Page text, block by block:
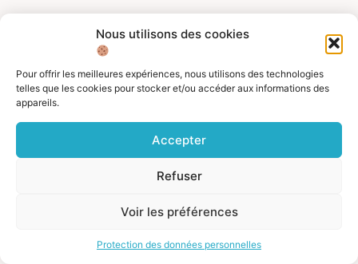
Nous utilisons des cookies
Pour offrir les meilleures expériences, nous utilisons des technologies
telles que les cookies pour stocker et/ou accéder aux informations des
appareils.
Accepter
Refuser
Voir les préférences
Protection des données personnelles
dit :
Dans le mille! Rien à ajouter
Répondre
PHIL2 dit : novembre 3, 2022 à 9:47 am
développement. En effet, c’est la conclusion à laquelle on
fin dans les hôpitaux, plus de sécurité ni à la ville ni à la